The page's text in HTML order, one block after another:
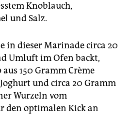
Knoblauch,
und Salz.
in dieser Marinade circa 20
Umluft im Ofen backt,
150 Gramm Crème
und circa 20 Gramm
Wurzeln vom
den optimalen Kick an